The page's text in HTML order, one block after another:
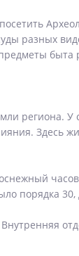
разных
региона.
порядка